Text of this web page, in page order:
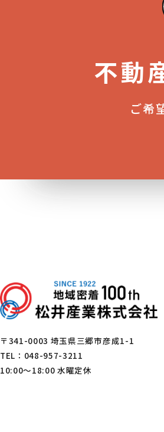
不動
ご希
〒341-0003 埼玉県三郷市彦成1-1
TEL：048-957-3211
10:00～18:00 水曜定休